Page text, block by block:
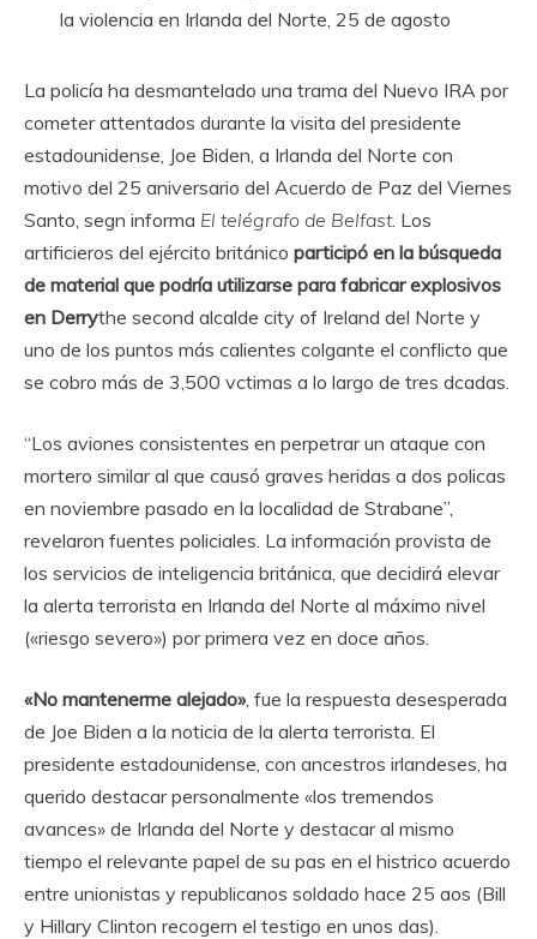
la violencia en Irlanda del Norte, 25 de agosto
La policía ha desmantelado una trama del Nuevo IRA por
cometer attentados durante la visita del presidente
estadounidense, Joe Biden, a Irlanda del Norte con
motivo del 25 aniversario del Acuerdo de Paz del Viernes
Santo, segn informa El telégrafo de Belfast. Los
artificieros del ejército británico participó en la búsqueda
de material que podría utilizarse para fabricar explosivos
en Derrythe second alcalde city of Ireland del Norte y
uno de los puntos más calientes colgante el conflicto que
se cobro más de 3,500 vctimas a lo largo de tres dcadas.
“Los aviones consistentes en perpetrar un ataque con
mortero similar al que causó graves heridas a dos policas
en noviembre pasado en la localidad de Strabane”,
revelaron fuentes policiales. La información provista de
los servicios de inteligencia británica, que decidirá elevar
la alerta terrorista en Irlanda del Norte al máximo nivel
(«riesgo severo») por primera vez en doce años.
«No mantenerme alejado», fue la respuesta desesperada
de Joe Biden a la noticia de la alerta terrorista. El
presidente estadounidense, con ancestros irlandeses, ha
querido destacar personalmente «los tremendos
avances» de Irlanda del Norte y destacar al mismo
tiempo el relevante papel de su pas en el histrico acuerdo
entre unionistas y republicanos soldado hace 25 aos (Bill
y Hillary Clinton recogern el testigo en unos das).